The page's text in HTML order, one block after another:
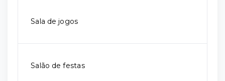
Sala de jogos
Salão de festas